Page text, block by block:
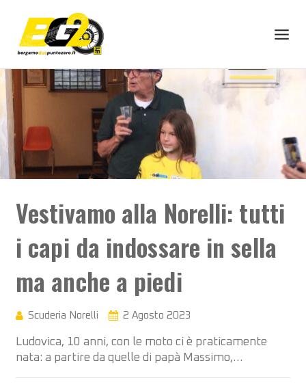
Vestivamo alla Norelli: tutti
i capi da indossare in sella
ma anche a piedi
Scuderia Norelli 2 Agosto 2023
Ludovica, 10 anni, con le moto ci è praticamente
nata: a partire da quelle di papà Massimo,…